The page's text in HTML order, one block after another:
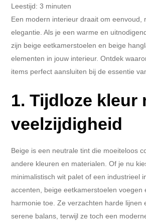
Leestijd: 3 minuten
Een modern interieur draait om eenvoud,
elegantie. Als je een warme en
zijn beige eetkamerstoelen en beige
elementen in jouw interieur. Ontdek
items perfect aansluiten bij de essentie
1. Tijdloze kleur
veelzijdigheid
Beige is een neutrale tint die moeiteloos
andere kleuren en materialen. Of je nu
minimalistisch wit palet of een industrieel
accenten, beige eetkamerstoelen voegen
harmonie toe. Ze verzachten harde lijnen
serene balans, terwijl ze toch een